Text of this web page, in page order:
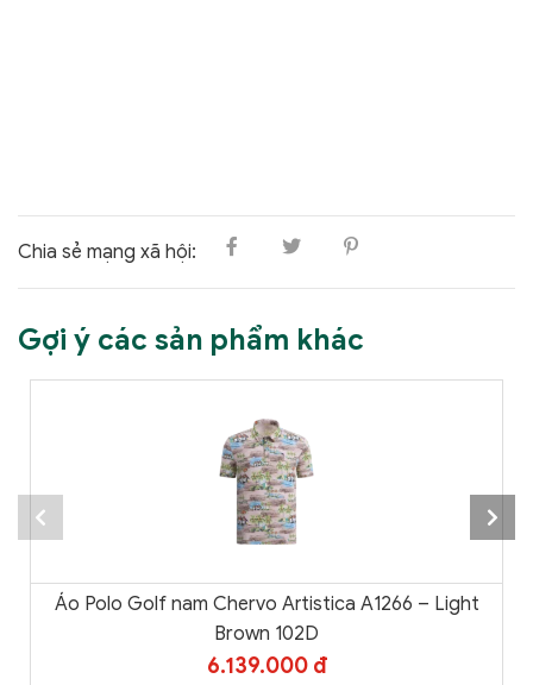
Chia sẻ mạng xã hội:
Gợi ý các sản phẩm khác
Áo Polo Golf nam Chervo Artistica A1266 – Light
Brown 102D
6.139.000 đ